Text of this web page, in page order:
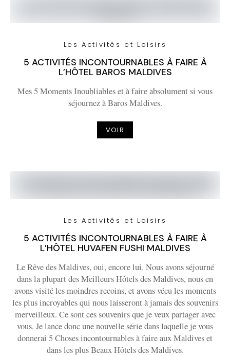
Les Activités et Loisirs
5 ACTIVITÉS INCONTOURNABLES À FAIRE À
L’HÔTEL BAROS MALDIVES
Mes 5 Moments Inoubliables et à faire absolument si vous
séjournez à Baros Maldives.
VOIR
Les Activités et Loisirs
5 ACTIVITÉS INCONTOURNABLES À FAIRE À
L’HÔTEL HUVAFEN FUSHI MALDIVES
Le Rêve des Maldives, oui, encore lui. Nous avons séjourné
dans la plupart des Meilleurs Hôtels des Maldives, nous en
avons visité les moindres recoins, et avons vécu les moments
les plus incroyables qui nous laisseront à jamais des souvenirs
merveilleux. Ce sont ces souvenirs que je veux partager avec
vous. Je lance donc une nouvelle série dans laquelle je vous
donnerai 5 Choses incontournables à faire aux Maldives et
dans les plus Beaux Hôtels des Maldives.